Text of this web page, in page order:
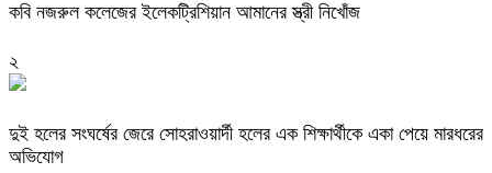
কবি নজরুল কলেজের ইলেকট্রিশিয়ান আমানের স্ত্রী নিখোঁজ
২
দুই হলের সংঘর্ষের জেরে সোহরাওয়ার্দী হলের এক শিক্ষার্থীকে একা পেয়ে মারধরের
অভিযোগ